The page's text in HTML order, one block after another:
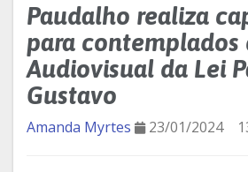
Paudalho realiza
para contemplados
Audiovisual da Lei
Gustavo
Amanda Myrtes 23/01/2024